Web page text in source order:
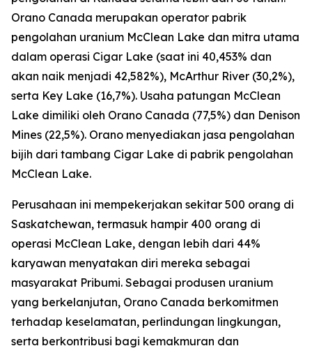
Orano Canada merupakan operator pabrik
pengolahan uranium McClean Lake dan mitra utama
dalam operasi Cigar Lake (saat ini 40,453% dan
akan naik menjadi 42,582%), McArthur River (30,2%),
serta Key Lake (16,7%). Usaha patungan McClean
Lake dimiliki oleh Orano Canada (77,5%) dan Denison
Mines (22,5%). Orano menyediakan jasa pengolahan
bijih dari tambang Cigar Lake di pabrik pengolahan
McClean Lake.
Perusahaan ini mempekerjakan sekitar 500 orang di
Saskatchewan, termasuk hampir 400 orang di
operasi McClean Lake, dengan lebih dari 44%
karyawan menyatakan diri mereka sebagai
masyarakat Pribumi. Sebagai produsen uranium
yang berkelanjutan, Orano Canada berkomitmen
terhadap keselamatan, perlindungan lingkungan,
serta berkontribusi bagi kemakmuran dan